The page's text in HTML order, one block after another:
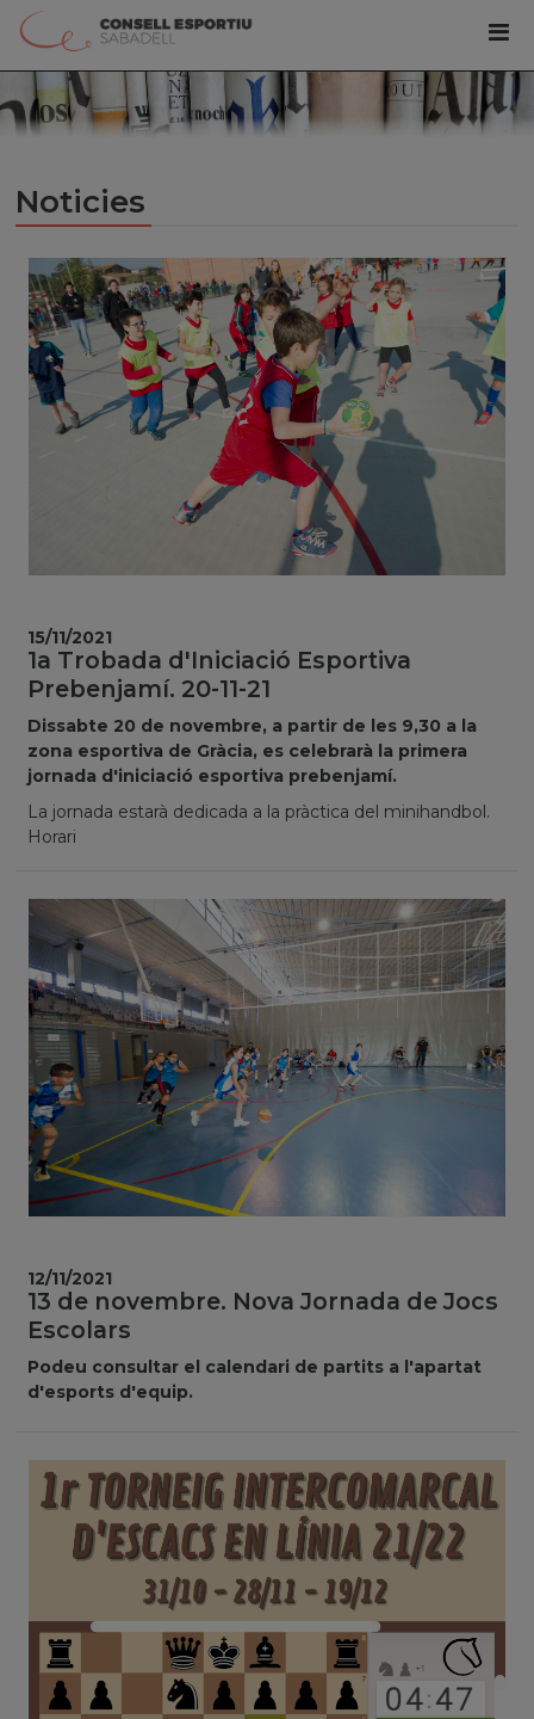
Noticies
1a Trobada d'Iniciació Esportiva
Prebenjamí. 20-11-21
Dissabte 20 de novembre, a partir de les 9,30 a la
zona esportiva de Gràcia, es celebrarà la primera
jornada d'iniciació esportiva prebenjamí.
La jornada estarà dedicada a la pràctica del minihandbol.
Horari
15/11/2021
13 de novembre. Nova Jornada de Jocs
Escolars
Podeu consultar el calendari de partits a l'apartat
d'esports d'equip.
12/11/2021